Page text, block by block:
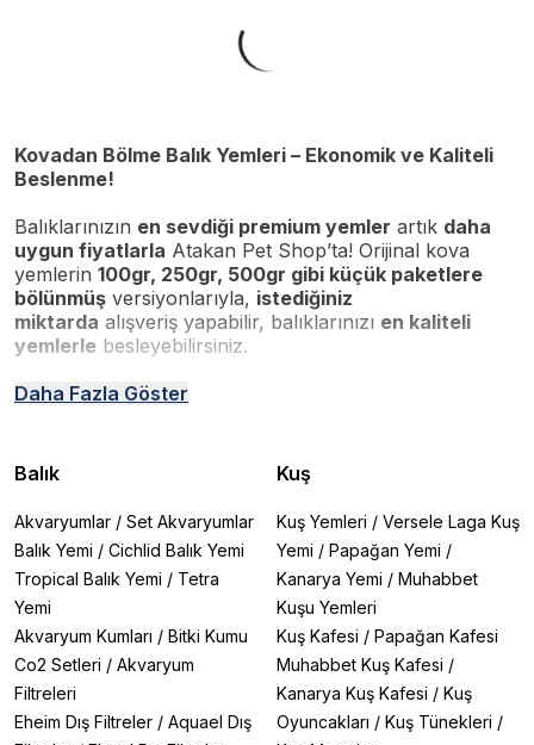
Kovadan Bölme Balık Yemleri – Ekonomik ve Kaliteli
Beslenme!
Balıklarınızın en sevdiği premium yemler artık daha
uygun fiyatlarla Atakan Pet Shop’ta! Orijinal kova
yemlerin 100gr, 250gr, 500gr gibi küçük paketlere
bölünmüş versiyonlarıyla, istediğiniz
miktarda alışveriş yapabilir, balıklarınızı en kaliteli
yemlerle besleyebilirsiniz.
Neden Kovadan Bölme Yem Almalısınız?
✔ Taze Kalite:
İhtiyacınız kadar alarak yemin tazeliğini
✔ Çeşitlilik: Farklı marka ve türlerde yemleri deneme
fırsatı bulun.
✔ Balık Türüne Özel: Canlı doğuranlar, cichlidler,
discuslar ve daha fazlası için özel formüller.
Atakan PetShop’ta Bulunan Kovadan Bölme Yem
Çeşitleri
1. Tetra Marka Kovadan Bölme Yemler
🔹 Tetra Tetramin Granules 100gr– Tüm balıklar için
temel besin.
Daha Fazla Göster
Balık
Akvaryumlar / Set Akvaryumlar
Balık Yemi / Cichlid Balık Yemi
Tropical Balık Yemi / Tetra
Yemi
Akvaryum Kumları / Bitki Kumu
Co2 Setleri / Akvaryum
Filtreleri
Eheim Dış Filtreler / Aquael Dış
Kuş
Kuş Yemleri / Versele Laga Kuş
Yemi / Papağan Yemi /
Kanarya Yemi / Muhabbet
Kuşu Yemleri
Kuş Kafesi / Papağan Kafesi
Muhabbet Kuş Kafesi /
Kanarya Kuş Kafesi / Kuş
Oyuncakları / Kuş Tünekleri /